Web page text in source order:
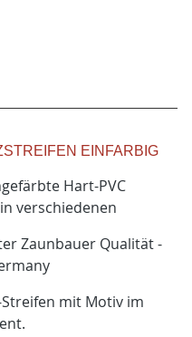
EINFARBIG
Hart-PVC
verschiedenen
Zaunbauer Qualität -
mit Motiv im